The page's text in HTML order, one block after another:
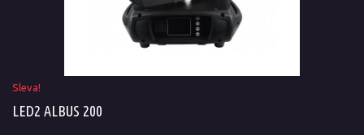
Sleva!
LED2 ALBUS 200